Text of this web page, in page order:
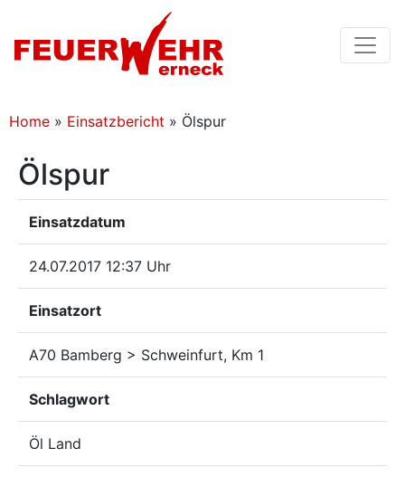
Home » Einsatzbericht » Ölspur
Ölspur
Einsatzdatum
24.07.2017 12:37 Uhr
Einsatzort
A70 Bamberg > Schweinfurt, Km 1
Schlagwort
Öl Land